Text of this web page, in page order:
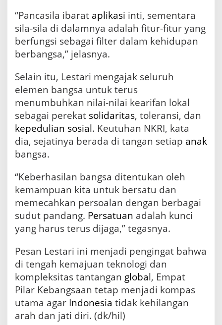
b
a
n
“Pancasila ibarat aplikasi inti, sementara
sila-sila di dalamnya adalah fitur-fitur yang
berfungsi sebagai filter dalam kehidupan
berbangsa,” jelasnya.
Selain itu, Lestari mengajak seluruh
elemen bangsa untuk terus
menumbuhkan nilai-nilai kearifan lokal
sebagai perekat solidaritas, toleransi, dan
kepedulian sosial. Keutuhan NKRI, kata
dia, sejatinya berada di tangan setiap anak
bangsa.
“Keberhasilan bangsa ditentukan oleh
kemampuan kita untuk bersatu dan
memecahkan persoalan dengan berbagai
sudut pandang. Persatuan adalah kunci
yang harus terus dijaga,” tegasnya.
Pesan Lestari ini menjadi pengingat bahwa
di tengah kemajuan teknologi dan
kompleksitas tantangan global, Empat
Pilar Kebangsaan tetap menjadi kompas
utama agar Indonesia tidak kehilangan
arah dan jati diri. (dk/hil)